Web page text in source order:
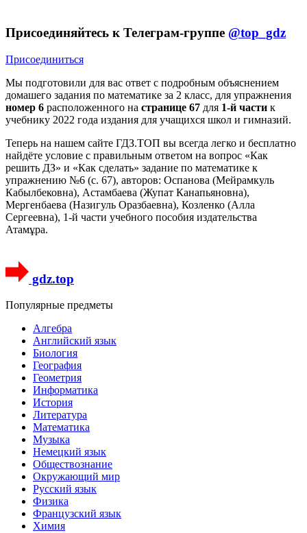
Присоединяйтесь к Телеграм-группе @top_gdz
Присоединиться
Мы подготовили для вас ответ c подробным объяснением
домашего задания по математике за 2 класс, для упражнения
номер 6 расположенного на странице 67 для 1-й части к
учебнику 2022 года издания для учащихся школ и гимназий.
Теперь на нашем сайте ГДЗ.ТОП вы всегда легко и бесплатно
найдёте условие с правильным ответом на вопрос «Как
решить ДЗ» и «Как сделать» задание по математике к
упражнению №6 (с. 67), авторов: Оспанова (Мейрамкуль
Кабылбековна), Астамбаева (Жупат Канапьяновна),
Мергенбаева (Назигуль Оразбаевна), Козленко (Алла
Сергеевна), 1-й части учебного пособия издательства
Атамұра.
gdz.top
Популярные предметы
Алгебра
Английский язык
Биология
География
Геометрия
Информатика
История
Литература
Математика
Музыка
Немецкий язык
Обществознание
Окружающий мир
Русский язык
Физика
Французский язык
Химия